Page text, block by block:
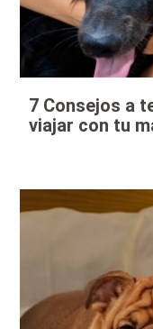
7 Consejos a
viajar con tu